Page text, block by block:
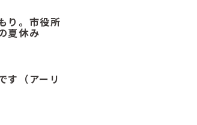
り。市役所
夏休み
す（アーリ